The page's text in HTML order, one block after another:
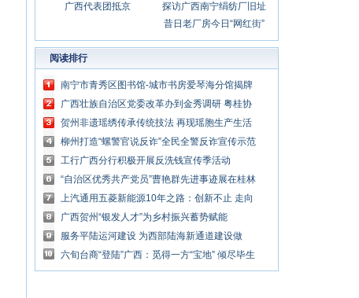
广西代表团抵京
探访广西南宁绢纺厂旧址
昔日老厂房今日“网红街”
阅读排行
南宁市青秀区图书馆-城市书房爱琴海分馆揭牌
广西壮族自治区党委改革办到金秀调研 粤桂协
作项目受关注
贺州非遗瑶绣传承传统技法 再现瑶胞生产生活
场景
柳州打造“螺警官说反诈”全民全警反诈宣传示范
区
工行广西分行积极开展反洗钱宣传季活动
“自治区优秀共产党员”曹艳群先进事迹展在桂林
举行
上汽通用五菱新能源10年之路：创新不止 走向
世界
广西贺州“银发人才”为乡村振兴蓄势赋能
服务平陆运河建设 为西部陆海新通道建设做
好“电支撑”
六旬台商“登陆”广西：觅得一方“宝地” 倾尽毕生
所学